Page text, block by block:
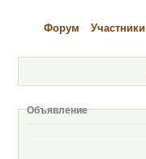
Форум Участники
Объявление